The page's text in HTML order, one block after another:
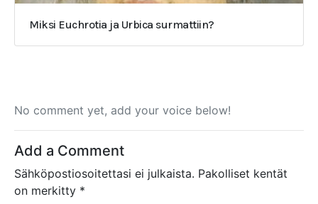
Miksi Euchrotia ja Urbica surmattiin?
No comment yet, add your voice below!
Add a Comment
Sähköpostiosoitettasi ei julkaista. Pakolliset kentät
on merkitty *